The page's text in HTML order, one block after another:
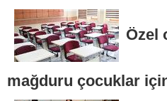
Özel
mağduru çocuklar